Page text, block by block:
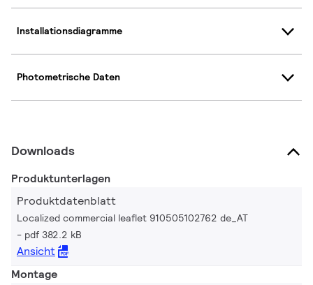
Installationsdiagramme
Photometrische Daten
Downloads
Produktunterlagen
Produktdatenblatt
Localized commercial leaflet 910505102762 de_AT
pdf 382.2 kB
Ansicht
Montage